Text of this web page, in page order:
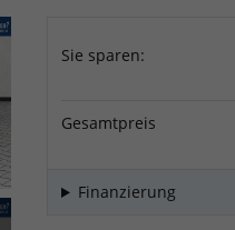
Sie sparen:
Gesamtpreis
Finanzierung